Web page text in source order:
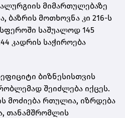
მიმართულებაზე
ბაზრის მოთხოვნა კი 216-ს
საშუალოდ 145
კადრის საჭიროება
ბიზნესისთვის
შეიძლება იქცეს.
მოძიება რთულია, იზრდება
თანამშრომლის